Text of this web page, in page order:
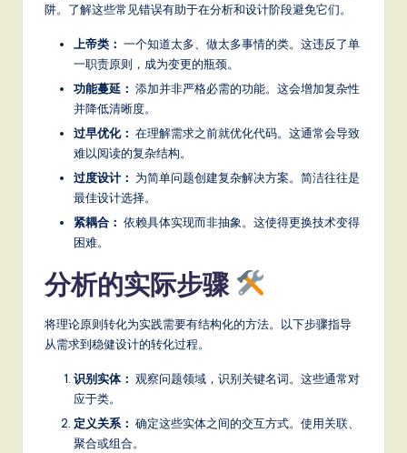
阱。了解这些常见错误有助于在分析和设计阶段避免它们。
上帝类： 一个知道太多、做太多事情的类。这违反了单
一职责原则，成为变更的瓶颈。
功能蔓延： 添加并非严格必需的功能。这会增加复杂性
并降低清晰度。
过早优化： 在理解需求之前就优化代码。这通常会导致
难以阅读的复杂结构。
过度设计： 为简单问题创建复杂解决方案。简洁往往是
最佳设计选择。
紧耦合： 依赖具体实现而非抽象。这使得更换技术变得
困难。
分析的实际步骤
将理论原则转化为实践需要有结构化的方法。以下步骤指导
从需求到稳健设计的转化过程。
识别实体： 观察问题领域，识别关键名词。这些通常对
应于类。
定义关系： 确定这些实体之间的交互方式。使用关联、
聚合或组合。